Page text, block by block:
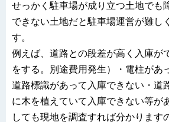
せっかく駐車場が成り立つ土地でも
できない土地だと駐車場運営が難し
す。
例えば、道路との段差が高く入庫が
をする。別途費用発生）・電柱があ
道路標識があって入庫できない・道
に木を植えていて入庫できない等が
しても現地を調査すれば分かります